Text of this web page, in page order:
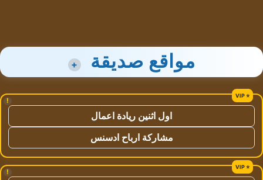
مواقع صديقة +
!
اول اثنين ريادة اعمال
مشاركة ارباح ادسنس
!